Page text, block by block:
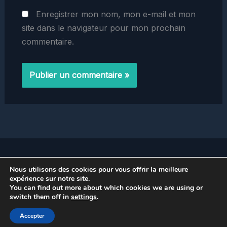
Enregistrer mon nom, mon e-mail et mon
site dans le navigateur pour mon prochain
commentaire.
Home
Politique de Confidentialité
Nous utilisons des cookies pour vous offrir la meilleure
expérience sur notre site.
You can find out more about which cookies we are using or
switch them off in settings.
Accepter